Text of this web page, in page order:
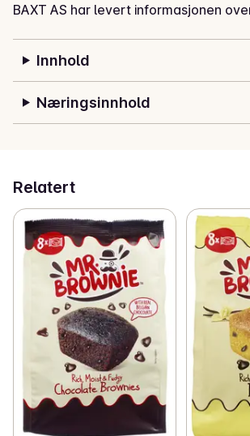
BAXT AS har levert informasjonen
Innhold
Næringsinnhold
Relatert